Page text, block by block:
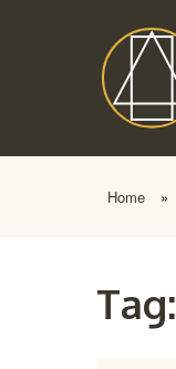
Home »
Tag: